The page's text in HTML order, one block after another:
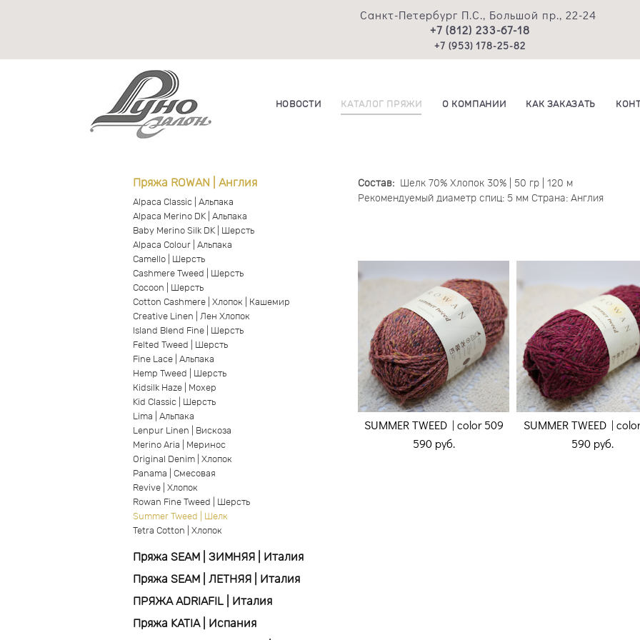
Санкт-Петербург П.С., Большой пр., 22-24
+7 (812) 233-67-18
+7 (953) 178-25-82
НОВОСТИ КАТАЛОГ ПРЯЖИ О КОМПАНИИ КАК ЗАКАЗАТЬ
Пряжа ROWAN | Англия
Alpaca Classic | Альпака
Alpaca Merino DK | Альпака
Baby Merino Silk DK | Шерсть
Alpaca Colour | Альпака
Camello | Шерсть
Cashmere Tweed | Шерсть
Cocoon | Шерсть
Cotton Cashmere | Хлопок | Кашемир
Creative Linen | Лен Хлопок
Island Blend Fine | Шерсть
Felted Tweed | Шерсть
Fine Lace | Альпака
Hemp Tweed | Шерсть
Кidsilk Haze | Мохер
Kid Classic | Шерсть
Lima | Альпака
Lenpur Linen | Вискоза
Merino Aria | Меринос
Original Denim | Хлопок
Panama | Смесовая
Revive | Хлопок
Rowan Fine Tweed | Шерсть
Summer Tweed | Шелк
Tetra Cotton | Хлопок
Пряжа SEAM | ЗИМНЯЯ | Италия
Пряжа SEAM | ЛЕТНЯЯ | Италия
ПРЯЖА ADRIAFIL | Италия
Пряжа KATIA | Испания
Состав:
Шелк 70% Хлопок 30% | 50 гр | 120 м
Рекомендуемый диаметр спиц: 5 мм Страна: Англия
SUMMER TWEED | color 509
590 pуб.
SUMMER TWEED |
590 pуб.